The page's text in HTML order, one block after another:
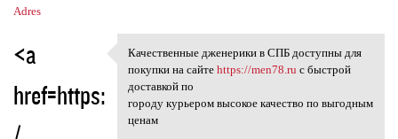
Adres
<a
href=https:
Качественные дженерики в СПБ
Качественные дженерики в СПБ доступны для
покупки на сайте https://men78.ru с быстрой
доставкой по
городу курьером высокое качество по выгодным
ценам